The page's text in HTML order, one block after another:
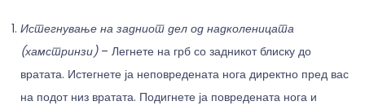
Истегнување на задниот дел од надколеницата
(хамстринзи)– Легнете на грб со задникот блиску до
вратата. Истегнете ја неповредената нога директно пред вас
на подот низ вратата. Подигнете ја повредената нога и